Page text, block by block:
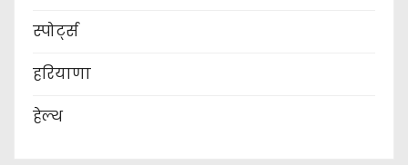
स्पोर्ट्स
हरियाणा
हेल्थ